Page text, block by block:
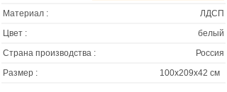
Материал :
ЛДСП
Цвет :
белый
Страна производства :
Россия
Размер :
100х209х42 см